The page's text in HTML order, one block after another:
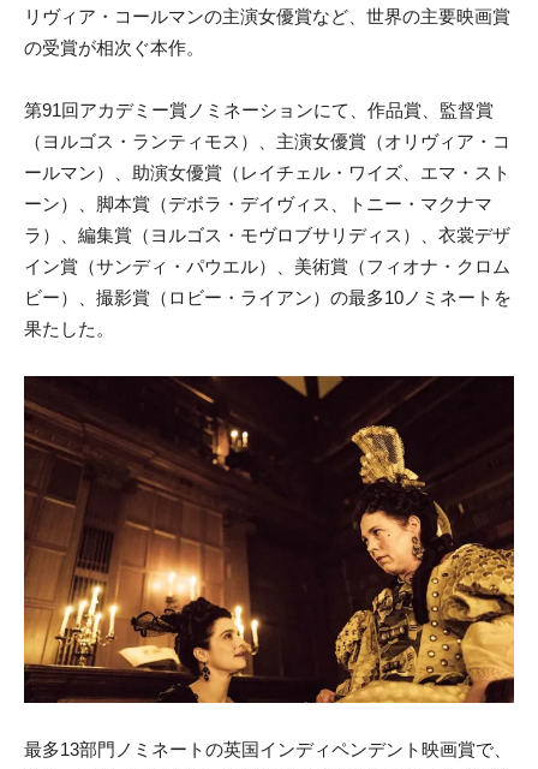
リヴィ ア・コールマンの主演女優賞など、世界の主要映画賞
の受賞が相次 ぐ本作。
第91回アカデミー賞ノミネーションにて、作品賞、監督賞
（ヨルゴス・ランティモス）、主演女優賞（オリヴィア・コ
ールマン）、助演女優賞（レイチェル・ワイズ、 エマ・スト
ーン）、脚本賞（デボラ・デイヴィス、トニー・ マクナマ
ラ）、編集賞（ヨルゴス・モヴロブサリディス）、衣裳デザ
イン賞（サンディ・パウエル）、美術賞（フィオナ・ クロム
ビー）、撮影賞（ロビー・ライアン）の最多10ノミネートを
果たした。
最多13部門ノミネートの英国インディペンデント映画賞で、